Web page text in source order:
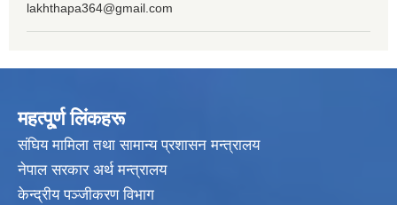
lakhthapa364@gmail.com
महत्पू्र्ण लिंकहरू
संघिय मामिला तथा सामान्य प्रशासन मन्त्रालय
नेपाल सरकार अर्थ मन्त्रालय
केन्द्रीय पञ्जीकरण विभाग